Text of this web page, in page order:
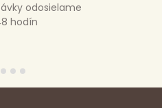
odosielame
hodín